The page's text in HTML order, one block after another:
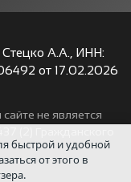
Стецко А.А., ИНН:
от 17.02.2026
не является
быстрой и удобной
от этого в